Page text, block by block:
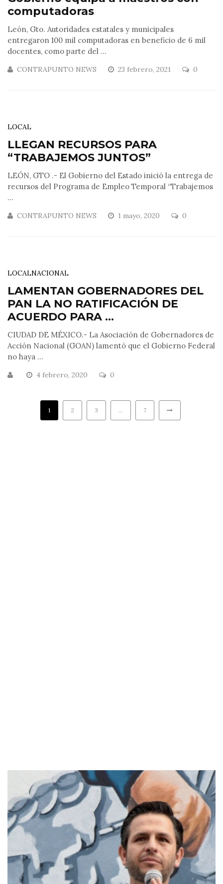
computadoras
León, Gto. Autoridades estatales y municipales
entregaron 100 mil computadoras en beneficio de 6 mil
docentes, como parte del ...
CONTRAPUNTO NEWS 23 febrero, 2021 0
LOCAL
LLEGAN RECURSOS PARA
“TRABAJEMOS JUNTOS”
LEÓN, GTO .- El Gobierno del Estado inició la entrega de
recursos del Programa de Empleo Temporal “Trabajemos
...
CONTRAPUNTO NEWS 1 mayo, 2020 0
LOCALNACIONAL
LAMENTAN GOBERNADORES DEL
PAN LA NO RATIFICACIÓN DE
ACUERDO PARA ...
CIUDAD DE MÉXICO.- La Asociación de Gobernadores de
Acción Nacional (GOAN) lamentó que el Gobierno Federal
no haya ...
4 febrero, 2020 0
1 2 3 … 7